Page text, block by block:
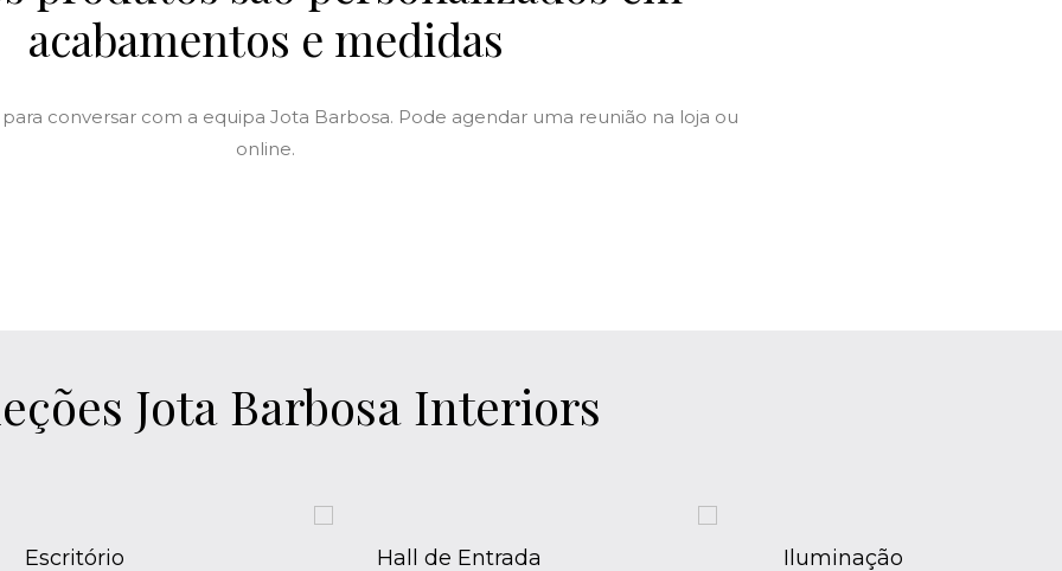
acabamentos e medidas
conversar com a equipa Jota Barbosa. Pode agendar uma reunião na loja ou
online.
Jota Barbosa Interiors
de Entrada Iluminação Quarto